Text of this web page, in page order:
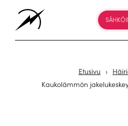
Etusivu ›
Kaukolämmön